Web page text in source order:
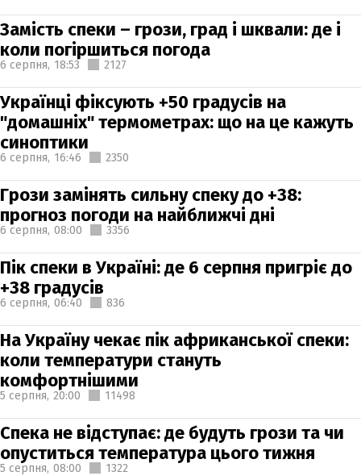
Замість спеки – грози, град і шквали: де і
коли погіршиться погода
6 серпня, 18:53 2127
Українці фіксують +50 градусів на
"домашніх" термометрах: що на це кажуть
синоптики
6 серпня, 16:46 2350
Грози замінять сильну спеку до +38:
прогноз погоди на найближчі дні
6 серпня, 08:00 3356
Пік спеки в Україні: де 6 серпня пригріє до
+38 градусів
6 серпня, 06:40 836
На Україну чекає пік африканської спеки:
коли температури стануть
комфортнішими
5 серпня, 20:00 11498
Спека не відступає: де будуть грози та чи
опуститься температура цього тижня
5 серпня, 08:00 1322